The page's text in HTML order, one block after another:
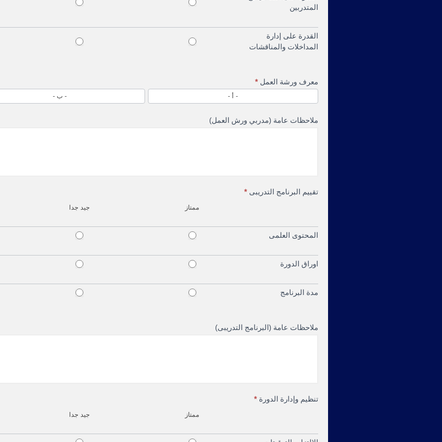
المتدربين
القدرة على إدارة
المداخلات والمناقشات
معرف ورشة العمل*
- أ - - ب -
ملاحظات عامة (مدربي ورش العمل)
تقييم البرنامج التدريبى*
ممتاز جيد جدا
المحتوى العلمى
اوراق الدورة
مدة البرنامج
ملاحظات عامة (البرنامج التدريبى)
تنظيم وإدارة الدورة*
ممتاز جيد جدا